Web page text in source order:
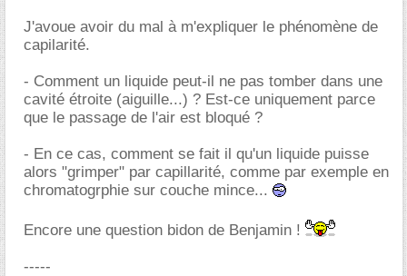
J'avoue avoir du mal à m'expliquer le phénomène de
capilarité.
- Comment un liquide peut-il ne pas tomber dans une
cavité étroite (aiguille...) ? Est-ce uniquement parce
que le passage de l'air est bloqué ?
- En ce cas, comment se fait il qu'un liquide puisse
alors "grimper" par capillarité, comme par exemple en
chromatogrphie sur couche mince...
Encore une question bidon de Benjamin !
-----